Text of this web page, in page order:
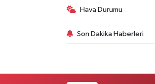
Hava Durumu
Son Dakika Haberleri